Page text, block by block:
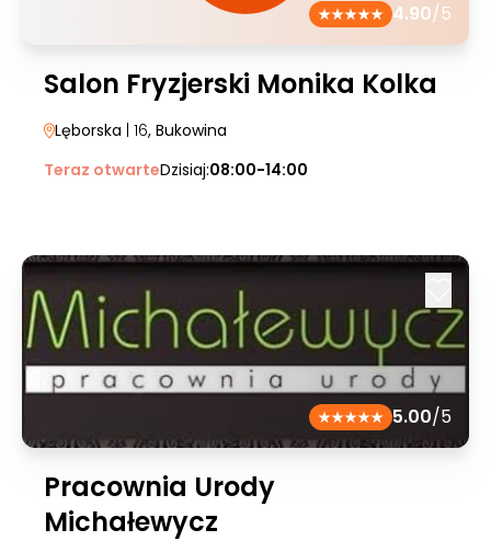
4.90/5
Salon Fryzjerski Monika Kolka
Lęborska | 16, Bukowina
Teraz otwarteDzisiaj:08:00-14:00
5.00/5
Pracownia Urody
Michałewycz